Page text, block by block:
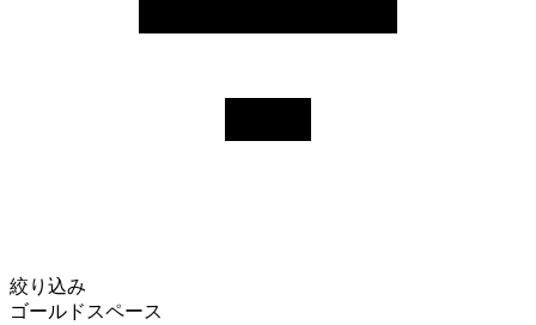
絞り込み
ゴールドスペース